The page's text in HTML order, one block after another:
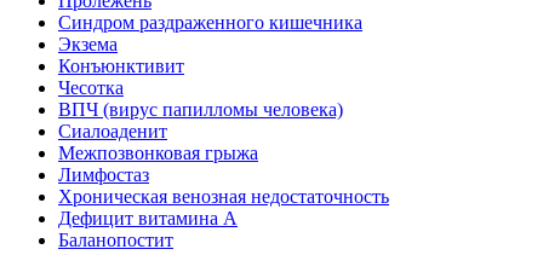
Синдром раздраженного кишечника
Экзема
Конъюнктивит
Чесотка
ВПЧ (вирус папилломы человека)
Сиалоаденит
Межпозвонковая грыжа
Лимфостаз
Хроническая венозная недостаточность
Дефицит витамина А
Баланопостит